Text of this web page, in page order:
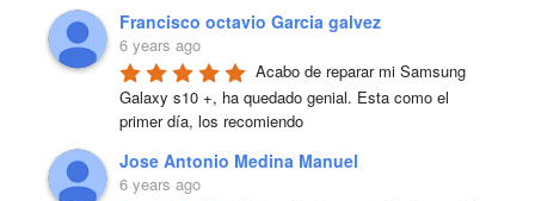
Francisco octavio Garcia galvez
6 years ago
Acabo de reparar mi Samsung
Galaxy s10 +, ha quedado genial. Esta como el
primer día, los recomiendo
Jose Antonio Medina Manuel
6 years ago